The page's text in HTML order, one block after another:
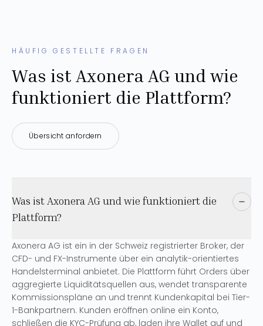
HÄUFIG GESTELLTE FRAGEN
Was ist Axonera AG und wie
funktioniert die Plattform?
Übersicht anfordern
Was ist Axonera AG und wie funktioniert die
Plattform?
Axonera AG ist ein in der Schweiz registrierter Broker, der
CFD- und FX-Instrumente über ein analytik-orientiertes
Handelsterminal anbietet. Die Plattform führt Orders über
aggregierte Liquiditätsquellen aus, wendet transparente
Kommissionspläne an und trennt Kundenkapital bei Tier-
1-Bankpartnern. Kunden eröffnen online ein Konto,
schließen die KYC-Prüfung ab, laden ihre Wallet auf und